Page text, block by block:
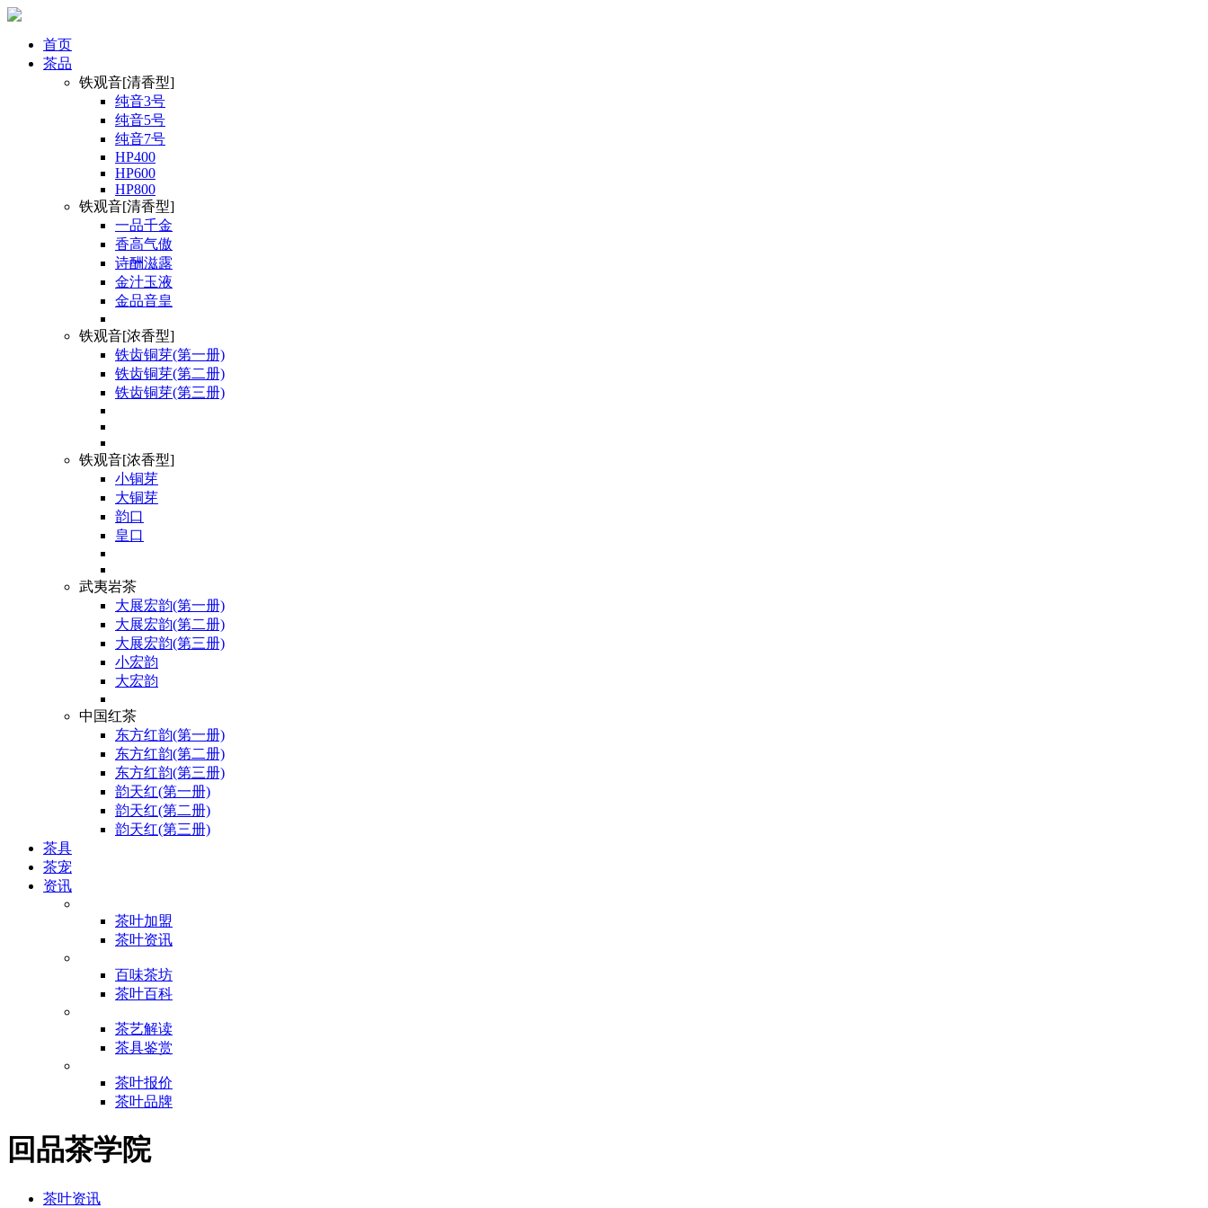
首页
茶品
铁观音[清香型]
纯音3号
纯音5号
纯音7号
HP400
HP600
HP800
铁观音[清香型]
一品千金
香高气傲
诗酬滋露
金汁玉液
金品音皇
铁观音[浓香型]
铁齿铜芽(第一册)
铁齿铜芽(第二册)
铁齿铜芽(第三册)
铁观音[浓香型]
小铜芽
大铜芽
韵口
皇口
武夷岩茶
大展宏韵(第一册)
大展宏韵(第二册)
大展宏韵(第三册)
小宏韵
大宏韵
中国红茶
东方红韵(第一册)
东方红韵(第二册)
东方红韵(第三册)
韵天红(第一册)
韵天红(第二册)
韵天红(第三册)
茶具
茶宠
资讯
茶叶加盟
茶叶资讯
百味茶坊
茶叶百科
茶艺解读
茶具鉴赏
茶叶报价
茶叶品牌
回品茶学院
茶叶资讯